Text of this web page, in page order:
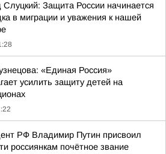
Слуцкий: Защита России начинается
в миграции и уважения к нашей
«Единая Россия»
усилить защиту детей на
РФ Владимир Путин присвоил
россиянкам почётное звание